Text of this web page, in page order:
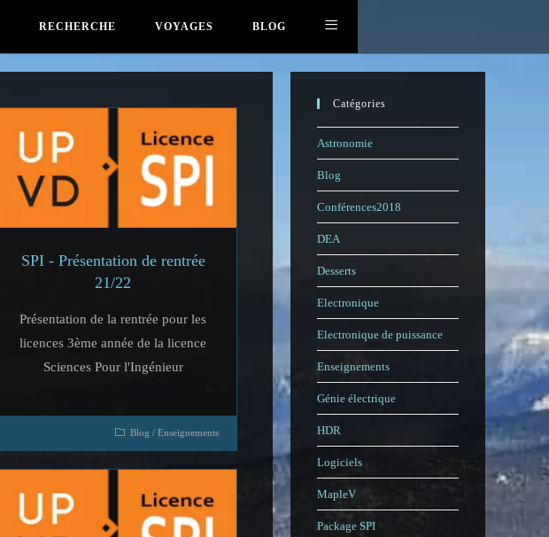
RECHERCHE VOYAGES BLOG
SPI - Présentation de rentrée
21/22
Présentation de la rentrée pour les
licences 3ème année de la licence
Sciences Pour l'Ingénieur
Blog / Enseignements
Catégories
Astronomie
Blog
Conférences2018
DEA
Desserts
Electronique
Electronique de puissance
Enseignements
Génie électrique
HDR
Logiciels
MapleV
Package SPI